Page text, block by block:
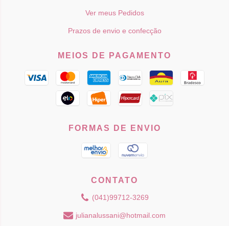
Ver meus Pedidos
Prazos de envio e confecção
MEIOS DE PAGAMENTO
FORMAS DE ENVIO
CONTATO
(041)99712-3269
julianalussani@hotmail.com